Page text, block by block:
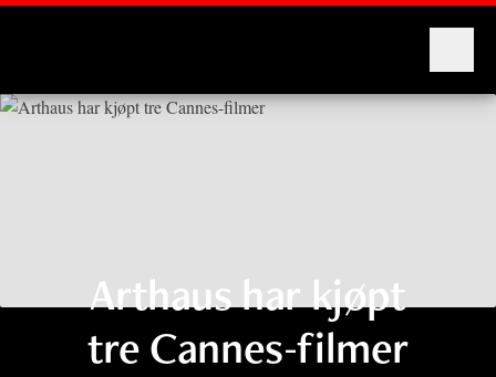
Arthaus har kjøpt
tre Cannes-filmer